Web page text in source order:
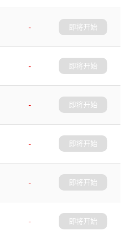
-
即将开始
-
即将开始
-
即将开始
-
即将开始
-
即将开始
-
即将开始